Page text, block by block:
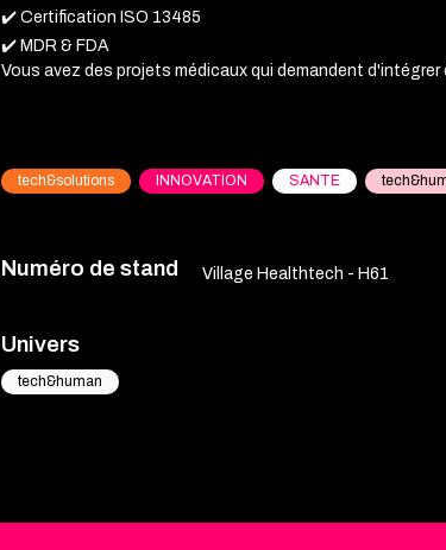
✔️ Certification ISO 13485
✔️ MDR & FDA
Vous avez des projets médicaux qui demandent d'intégrer
tech&solutions INNOVATION SANTE
Numéro de stand Village Healthtech - H61
Univers
tech&human